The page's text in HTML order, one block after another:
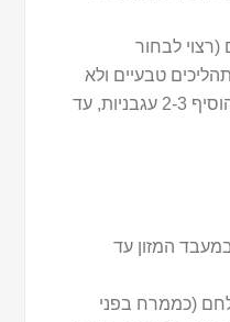
(רצוי לבחור
טבעיים ולא
כימיים) – מומלץ כל פעם להוסיף 2-3 עגבניות, עד
המזון עד
(כממרח בפני